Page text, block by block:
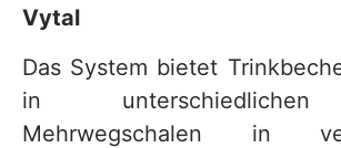
Vytal
Das System bietet
in
Mehrwegschalen in